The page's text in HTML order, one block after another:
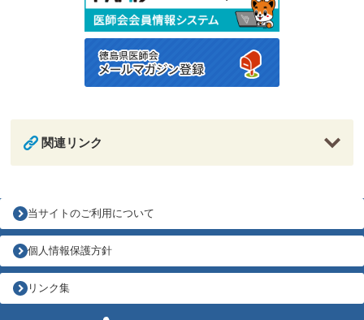
関連リンク
当サイトのご利用について
個人情報保護方針
リンク集